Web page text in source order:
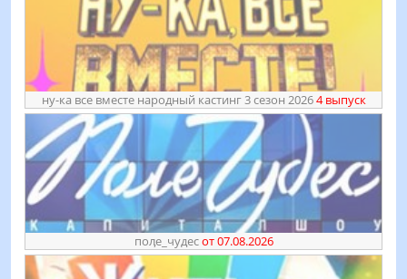
ну-ка все вместе народный кастинг 3 сезон 20264 выпуск
поӆе_чудесот 07.08.2026